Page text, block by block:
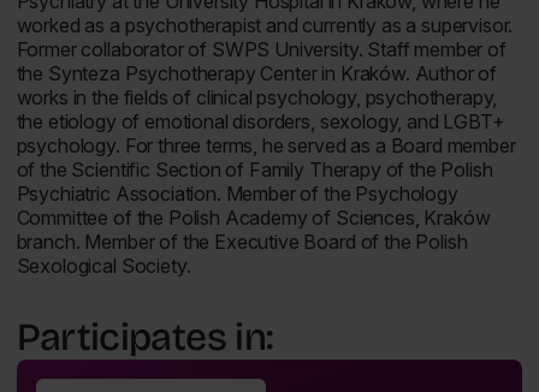
worked as a psychotherapist and currently as a supervisor.
Former collaborator of SWPS University. Staff member of
the Synteza Psychotherapy Center in Kraków. Author of
works in the fields of clinical psychology, psychotherapy,
the etiology of emotional disorders, sexology, and LGBT+
psychology. For three terms, he served as a Board member
of the Scientific Section of Family Therapy of the Polish
Psychiatric Association. Member of the Psychology
Committee of the Polish Academy of Sciences, Kraków
branch. Member of the Executive Board of the Polish
Sexological Society.
Participates in: